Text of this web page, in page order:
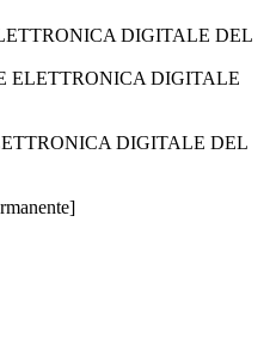
DIGITALE DEL
ELETTRONICA DIGITALE
DIGITALE DEL